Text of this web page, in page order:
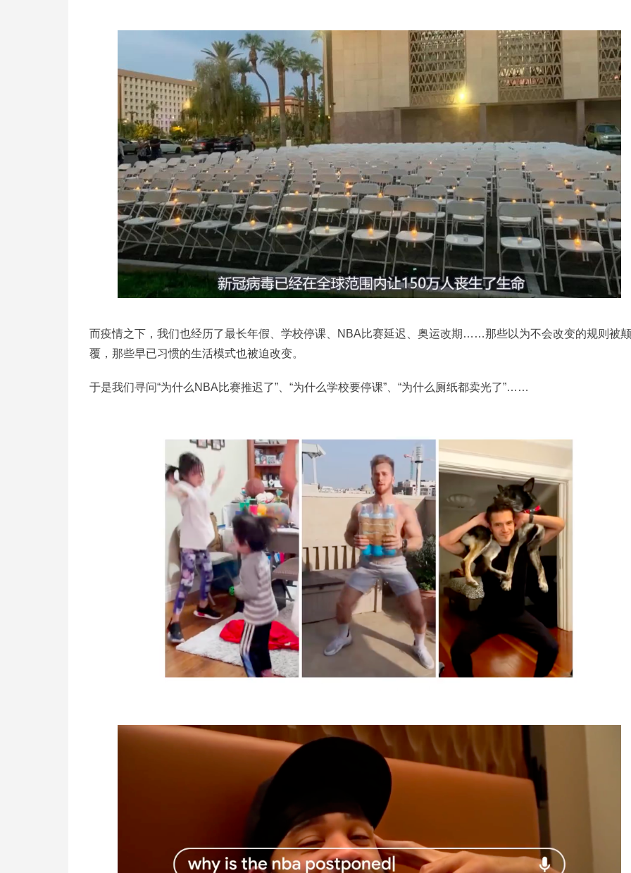
而疫情之下，我们也经历了最长年假、学校停课、NBA比赛延迟、奥运改期……那些以为不会改变的规则被颠
覆，那些早已习惯的生活模式也被迫改变。
于是我们寻问“为什么NBA比赛推迟了”、“为什么学校要停课”、“为什么厕纸都卖光了”……